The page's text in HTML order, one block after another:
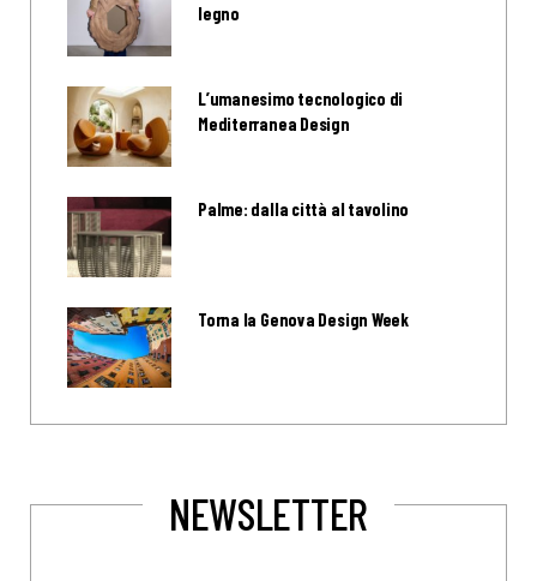
legno
L’umanesimo tecnologico di
Mediterranea Design
Palme: dalla città al tavolino
Torna la Genova Design Week
NEWSLETTER